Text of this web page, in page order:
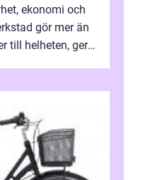
ekonomi och
gör mer än
till helheten, ger